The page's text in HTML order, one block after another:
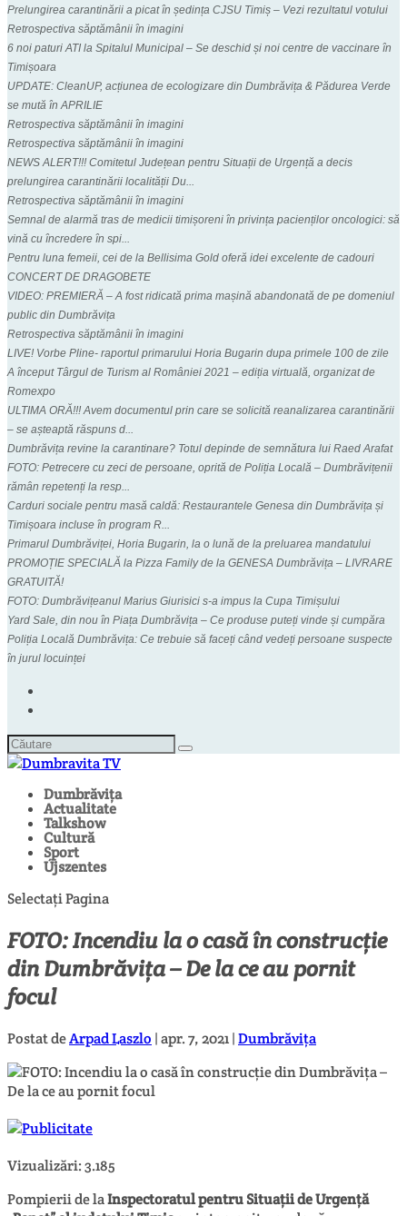
Prelungirea carantinării a picat în ședința CJSU Timiș – Vezi rezultatul votului
Retrospectiva săptămânii în imagini
6 noi paturi ATI la Spitalul Municipal – Se deschid și noi centre de vaccinare în
Timișoara
UPDATE: CleanUP, acțiunea de ecologizare din Dumbrăvița & Pădurea Verde
se mută în APRILIE
Retrospectiva săptămânii în imagini
Retrospectiva săptămânii în imagini
NEWS ALERT!!! Comitetul Județean pentru Situații de Urgență a decis
prelungirea carantinării localității Du...
Retrospectiva săptămânii în imagini
Semnal de alarmă tras de medicii timișoreni în privința pacienților oncologici: să
vină cu încredere în spi...
Pentru luna femeii, cei de la Bellisima Gold oferă idei excelente de cadouri
CONCERT DE DRAGOBETE
VIDEO: PREMIERĂ – A fost ridicată prima mașină abandonată de pe domeniul
public din Dumbrăvița
Retrospectiva săptămânii în imagini
LIVE! Vorbe Pline- raportul primarului Horia Bugarin dupa primele 100 de zile
A început Târgul de Turism al României 2021 – ediția virtuală, organizat de
Romexpo
ULTIMA ORĂ!!! Avem documentul prin care se solicită reanalizarea carantinării
– se așteaptă răspuns d...
Dumbrăvița revine la carantinare? Totul depinde de semnătura lui Raed Arafat
FOTO: Petrecere cu zeci de persoane, oprită de Poliția Locală – Dumbrăvițenii
rămân repetenți la resp...
Carduri sociale pentru masă caldă: Restaurantele Genesa din Dumbrăvița și
Timișoara incluse în program R...
Primarul Dumbrăviței, Horia Bugarin, la o lună de la preluarea mandatului
PROMOȚIE SPECIALĂ la Pizza Family de la GENESA Dumbrăvița – LIVRARE
GRATUITĂ!
FOTO: Dumbrăvițeanul Marius Giurisici s-a impus la Cupa Timișului
Yard Sale, din nou în Piața Dumbrăvița – Ce produse puteți vinde și cumpăra
Poliția Locală Dumbrăvița: Ce trebuie să faceți când vedeți persoane suspecte
în jurul locuinței
Dumbrăvița
Actualitate
Talkshow
Cultură
Sport
Újszentes
Selectați Pagina
FOTO: Incendiu la o casă în construcție
din Dumbrăvița – De la ce au pornit
focul
Postat deArpad Laszlo |apr. 7, 2021|Dumbrăvița
Vizualizări:3.185
Pompierii de laInspectoratul pentru Situații de Urgență